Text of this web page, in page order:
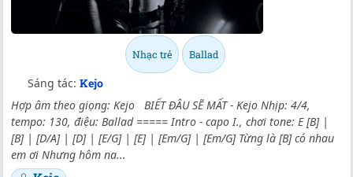
Nhạc trẻ Ballad
Sáng tác: Kejo
Hợp âm theo giọng: Kejo BIẾT ĐÂU SẼ MẤT - Kejo Nhịp: 4/4,
tempo: 130, điệu: Ballad ===== Intro - capo I., chơi tone: E [B] |
[B] | [D/A] | [D] | [E/G] | [E] | [Em/G] | [Em/G] Từng là [B] có nhau
em ơi Nhưng hôm na...